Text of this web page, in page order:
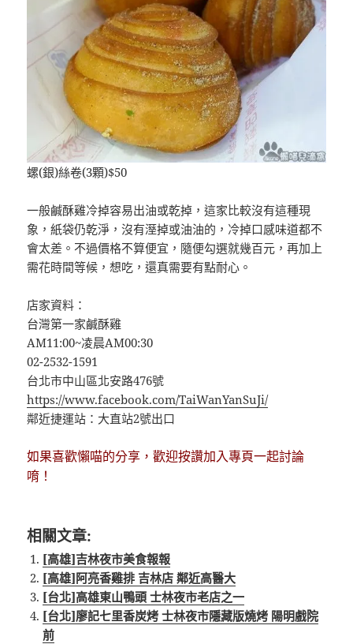
螺(銀)絲卷(3顆)$50
一般鹹酥雞冷掉容易出油或乾掉，這家比較沒有這種現
象，紙袋仍乾淨，沒有溼掉或油油的，冷掉口感味道都不
會太差。不過價格不算便宜，隨便勾選就幾百元，再加上
需花時間等候，想吃，還真需要有點耐心。
店家資料：
台灣第一家鹹酥雞
AM11:00~凌晨AM00:30
02-2532-1591
台北市中山區北安路476號
https://www.facebook.com/TaiWanYanSuJi/
鄰近捷運站：大直站2號出口
如果喜歡懶喵的分享，歡迎按讚加入專頁一起討論
唷！
相關文章:
[高雄]吉林夜市美食報報
[高雄]阿亮香雞排 吉林店 鄰近高醫大
[台北]高雄東山鴨頭 士林夜市老店之一
[台北]廖記七里香炭烤 士林夜市隱藏版燒烤 陽明戲院
前